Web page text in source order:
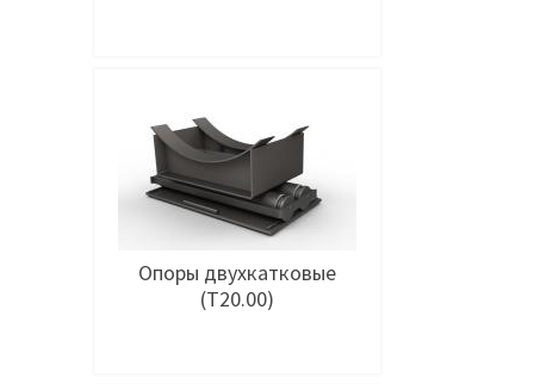
Опоры двухкатковые
(Т20.00)